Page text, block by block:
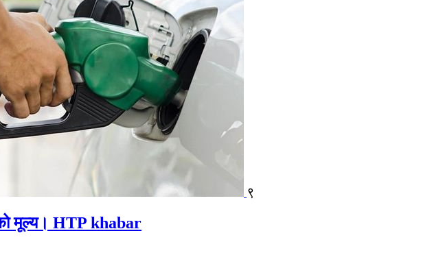
९
मूल्य। HTP khabar